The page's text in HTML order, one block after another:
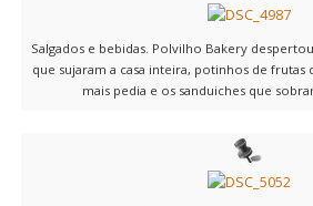
Salgados e bebidas. Polvilho Bakery
que sujaram a casa inteira, potinhos de frutas
mais pedia e os sanduiches que